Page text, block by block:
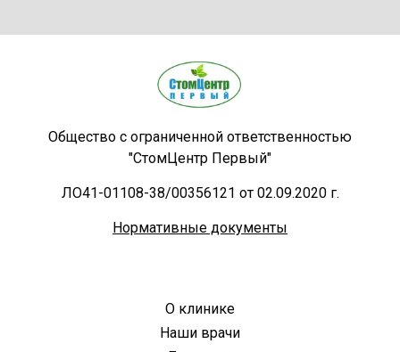
Общество с ограниченной ответственностью
"СтомЦентр Первый"
ЛО41-01108-38/00356121 от 02.09.2020 г.
Нормативные документы
О клинике
Наши врачи